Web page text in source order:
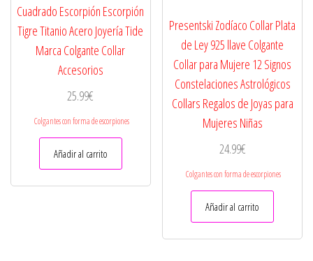
Cuadrado Escorpión Escorpión
Tigre Titanio Acero Joyería Tide
Marca Colgante Collar
Accesorios
25.99€
Colgantes con forma de escorpiones
Añadir al carrito
Presentski Zodíaco Collar Plata
de Ley 925 llave Colgante
Collar para Mujere 12 Signos
Constelaciones Astrológicos
Collars Regalos de Joyas para
Mujeres Niñas
24.99€
Colgantes con forma de escorpiones
Añadir al carrito